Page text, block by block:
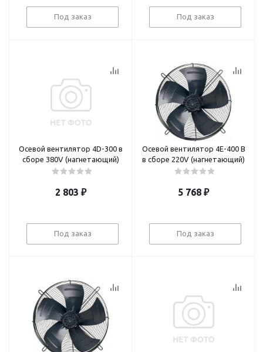
Под заказ Под заказ
Осевой вентилятор 4D-300 в
сборе 380V (нагнетающий)
2 803 ₽
Под заказ
Осевой вентилятор 4E-400 B
в сборе 220V (нагнетающий)
5 768 ₽
Под заказ